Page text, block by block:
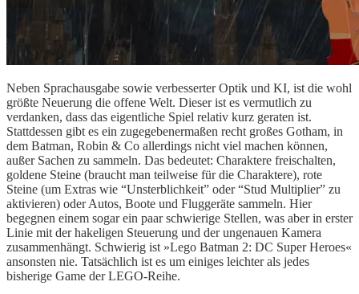
Neben Sprachausgabe sowie verbesserter Optik und KI, ist die wohl
größte Neuerung die offene Welt. Dieser ist es vermutlich zu
verdanken, dass das eigentliche Spiel relativ kurz geraten ist.
Stattdessen gibt es ein zugegebenermaßen recht großes Gotham, in
dem Batman, Robin & Co allerdings nicht viel machen können,
außer Sachen zu sammeln. Das bedeutet: Charaktere freischalten,
goldene Steine (braucht man teilweise für die Charaktere), rote
Steine (um Extras wie “Unsterblichkeit” oder “Stud Multiplier” zu
aktivieren) oder Autos, Boote und Fluggeräte sammeln. Hier
begegnen einem sogar ein paar schwierige Stellen, was aber in erster
Linie mit der hakeligen Steuerung und der ungenauen Kamera
zusammenhängt. Schwierig ist »Lego Batman 2: DC Super Heroes«
ansonsten nie. Tatsächlich ist es um einiges leichter als jedes
bisherige Game der LEGO-Reihe.